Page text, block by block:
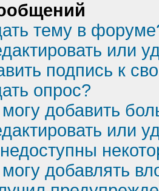
тему в
или
подпись к
опрос?
добавить
или
добавлять